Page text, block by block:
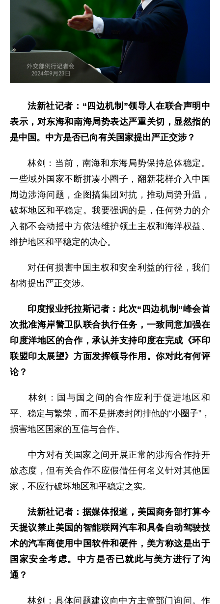
法新社记者：“四边机制”领导人在联合声明中
表示，对东海和南海局势表达严重关切，显然指的
是中国。中方是否已向有关国家提出严正交涉？
林剑：当前，南海和东海局势保持总体稳定。
一些域外国家不断拼凑小圈子，翻新花样介入中国
周边涉海问题，企图搞集团对抗，推动局势升温，
破坏地区和平稳定。我要强调的是，任何势力的介
入都不会动摇中方依法维护领土主权和海洋权益、
维护地区和平稳定的决心。
对任何损害中国主权和安全利益的行径，我们
都将提出严正交涉。
印度报业托拉斯记者： 此次“四边机制”峰会首
次批准海岸警卫队联合执行任务，一致同意加强在
印度洋地区的合作，承认并支持印度在完成《环印
联盟印太展望》方面发挥领导作用。你对此有何评
论？
林剑：国与国之间的合作应利于促进地区和
平、稳定与繁荣，而不是拼凑封闭排他的“小圈子”，
损害地区国家的互信与合作。
中方对有关国家之间开展正常的涉海合作持开
放态度，但有关合作不应假借任何名义针对其他国
家，不应行破坏地区和平稳定之实。
法新社记者：据媒体报道，美国商务部打算今
天提议禁止美国的智能联网汽车和具备自动驾驶技
术的汽车商使用中国软件和硬件，美方称这是出于
国家安全考虑。中方是否已就此与美方进行了沟
通？
林剑：具体问题建议向中方主管部门询问。作